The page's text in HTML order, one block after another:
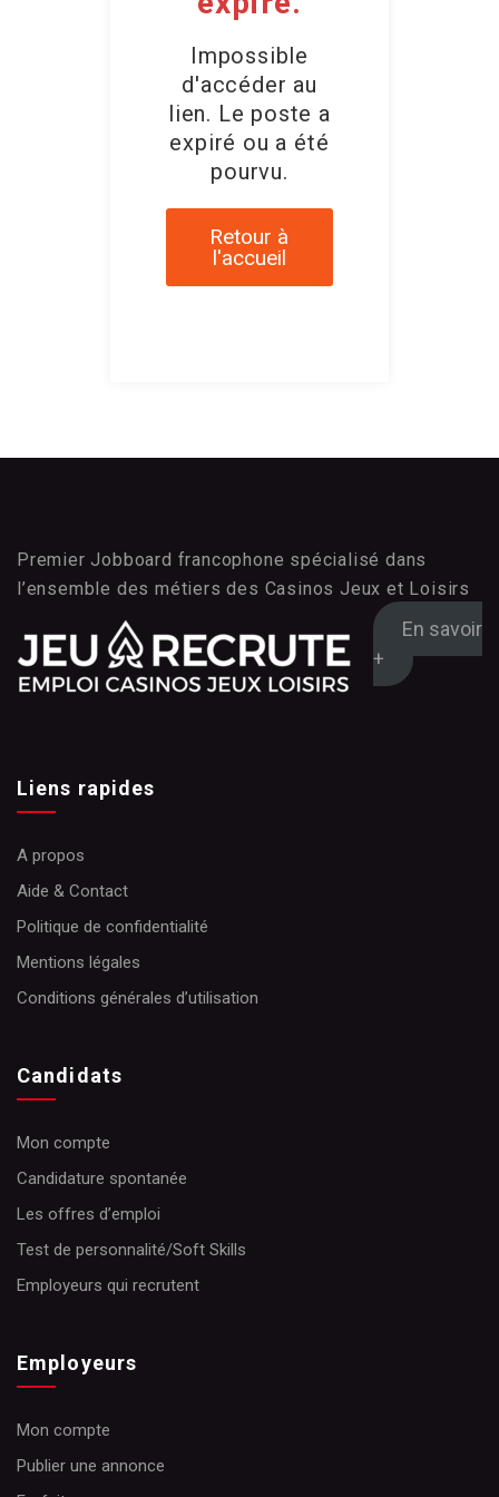
Impossible
d'accéder au
lien. Le poste a
expiré ou a été
pourvu.
Retour à
l'accueil
Premier Jobboard francophone spécialisé dans
l’ensemble des métiers des Casinos Jeux et Loisirs
En savoir
+
Liens rapides
A propos
Aide & Contact
Politique de confidentialité
Mentions légales
Conditions générales d’utilisation
Candidats
Mon compte
Candidature spontanée
Les offres d’emploi
Test de personnalité/Soft Skills
Employeurs qui recrutent
Employeurs
Mon compte
Publier une annonce